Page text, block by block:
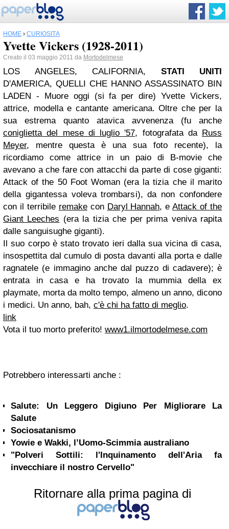
HOME › CURIOSITÀ
Yvette Vickers (1928-2011)
Creato il 03 maggio 2011 da Mortodelmese
LOS ANGELES, CALIFORNIA, STATI UNITI
D'AMERICA, QUELLI CHE HANNO ASSASSINATO BIN
LADEN - Muore oggi (si fa per dire) Yvette Vickers,
attrice, modella e cantante americana. Oltre che per la
sua estrema quanto atavica avvenenza (fu anche
coniglietta del mese di luglio '57, fotografata da Russ
Meyer, mentre questa è una sua foto recente), la
ricordiamo come attrice in un paio di B-movie che
avevano a che fare con attacchi da parte di cose giganti:
Attack of the 50 Foot Woman (era la tizia che il marito
della gigantessa voleva trombarsi), da non confondere
con il terribile remakecon Daryl Hannah, eAttack of the
Giant Leeches (era la tizia che per prima veniva rapita
dalle sanguisughe giganti).
Il suo corpo è stato trovato ieri dalla sua vicina di casa,
insospettita dal cumulo di posta davanti alla porta e dalle
ragnatele (e immagino anche dal puzzo di cadavere); è
entrata in casa e ha trovato la mummia della ex
playmate, morta da molto tempo, almeno un anno, dicono
i medici. Un anno, bah, c'è chi ha fatto di meglio.
link
Vota il tuo morto preferito! www1.ilmortodelmese.com
Potrebbero interessarti anche :
Salute: Un Leggero Digiuno Per Migliorare La
Salute
Sociosatanismo
Yowie e Wakki, l’Uomo-Scimmia australiano
"Polveri Sottili: l'Inquinamento dell'Aria fa
invecchiare il nostro Cervello"
Ritornare alla prima pagina di